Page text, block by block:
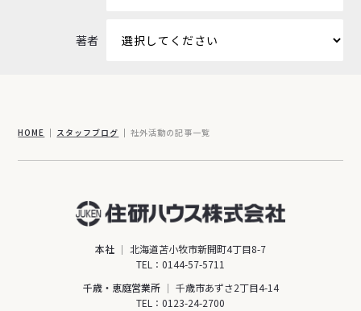
著者
HOME スタッフブログ 社外活動の記事一覧
本社
北海道苫小牧市新開町4丁目8-7
TEL： 0144-57-5711
千歳・恵庭営業所
千歳市あずさ2丁目4-14
TEL： 0123-24-2700